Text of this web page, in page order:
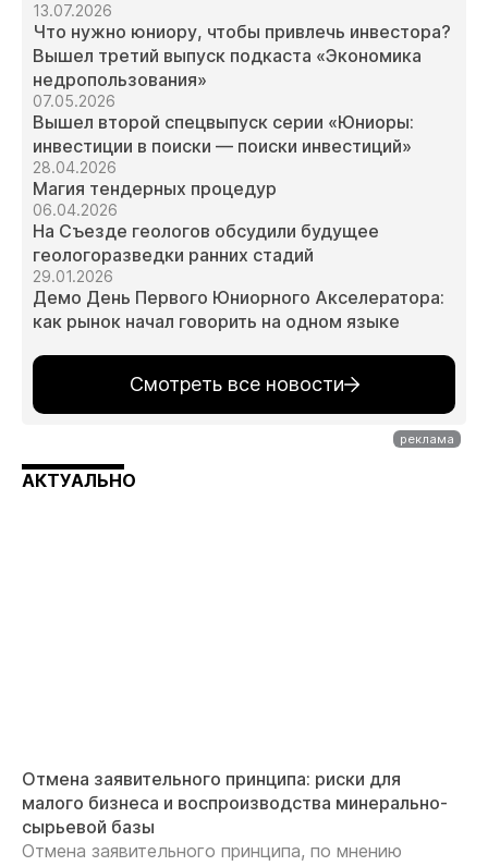
13.07.2026
Что нужно юниору, чтобы привлечь инвестора?
Вышел третий выпуск подкаста «Экономика
недропользования»
07.05.2026
Вышел второй спецвыпуск серии «Юниоры:
инвестиции в поиски — поиски инвестиций»
28.04.2026
Магия тендерных процедур
06.04.2026
На Съезде геологов обсудили будущее
геологоразведки ранних стадий
29.01.2026
Демо День Первого Юниорного Акселератора:
как рынок начал говорить на одном языке
Смотреть все новости
АКТУАЛЬНО
Отмена заявительного принципа: риски для
малого бизнеса и воспроизводства минерально-
сырьевой базы
Отмена заявительного принципа, по мнению